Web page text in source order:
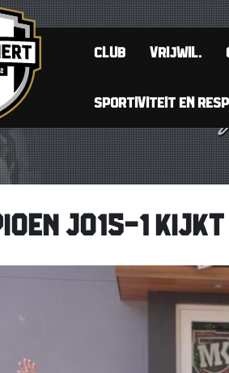
CLUB VRIJWIL.
SPORTIVITEIT EN
JO15-1